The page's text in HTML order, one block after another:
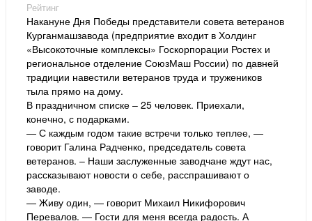
Рейтинг
Накануне Дня Победы представители совета ветеранов
Курганмашзавода (предприятие входит в Холдинг
«Высокоточные комплексы» Госкорпорации Ростех и
региональное отделение СоюзМаш России) по давней
традиции навестили ветеранов труда и тружеников
тыла прямо на дому.
В праздничном списке – 25 человек. Приехали,
конечно, с подарками.
— С каждым годом такие встречи только теплее, —
говорит Галина Радченко, председатель совета
ветеранов. – Наши заслуженные заводчане ждут нас,
рассказывают новости о себе, расспрашивают о
заводе.
— Живу один, — говорит Михаил Никифорович
Перевалов. — Гости для меня всегда радость. А